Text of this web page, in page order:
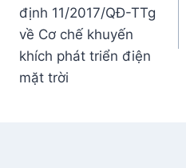
định 11/2017/QĐ-TTg
về Cơ chế khuyến
khích phát triển điện
mặt trời